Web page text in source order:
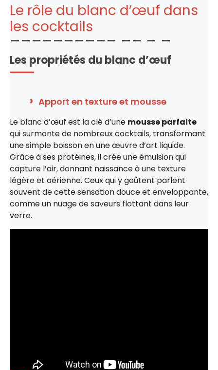
Le rôle du blanc d’œuf dans
les cocktails
Les propriétés du blanc d’œuf
Apport en texture et mousse
Le blanc d’œuf est la clé d’une mousse parfaite
qui surmonte de nombreux cocktails, transformant
une simple boisson en une œuvre d’art liquide.
Grâce à ses protéines, il crée une émulsion qui
capture l’air, donnant naissance à une texture
légère et aérienne. Ceux qui y goûtent parlent
souvent de cette sensation douce et enveloppante,
comme un nuage de saveurs flottant dans leur
verre.